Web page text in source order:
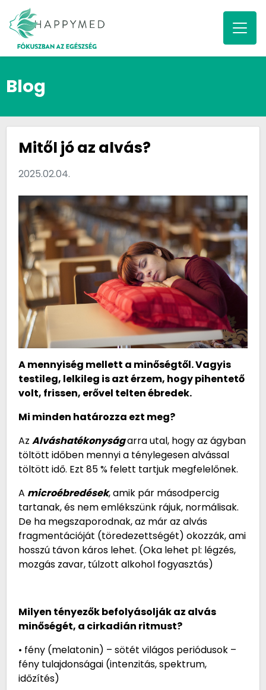
Blog
Mitől jó az alvás?
2025.02.04.
A mennyiség mellett a minőségtől. Vagyis
testileg, lelkileg is azt érzem, hogy pihentető
volt, frissen, erővel telten ébredek.
Mi minden határozza ezt meg?
Az Alváshatékonyságarra utal, hogy az ágyban
töltött időben mennyi a ténylegesen alvással
töltött idő. Ezt 85 % felett tartjuk megfelelőnek.
A microébredések, amik pár másodpercig
tartanak, és nem emlékszünk rájuk, normálisak.
De ha megszaporodnak, az már az alvás
fragmentációját (töredezettségét) okozzák, ami
hosszú távon káros lehet. (Oka lehet pl: légzés,
mozgás zavar, túlzott alkohol fogyasztás)
Milyen tényezők befolyásolják az alvás
minőségét, a cirkadián ritmust?
• fény (melatonin) – sötét világos periódusok –
fény tulajdonságai (intenzitás, spektrum,
időzítés)